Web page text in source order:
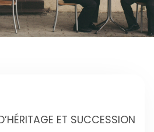
ET SUCCESSION